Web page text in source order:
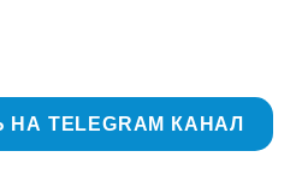
TELEGRAM КАНАЛ